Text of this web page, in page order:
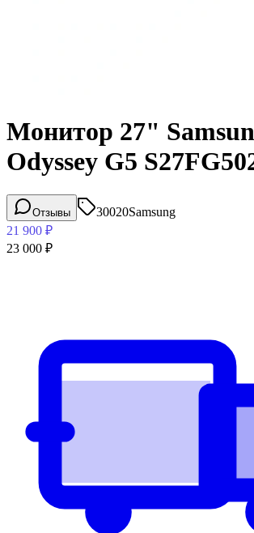
Монитор 27"
Odyssey G5
Отзывы 30020Samsung
21 900 ₽
23 000 ₽